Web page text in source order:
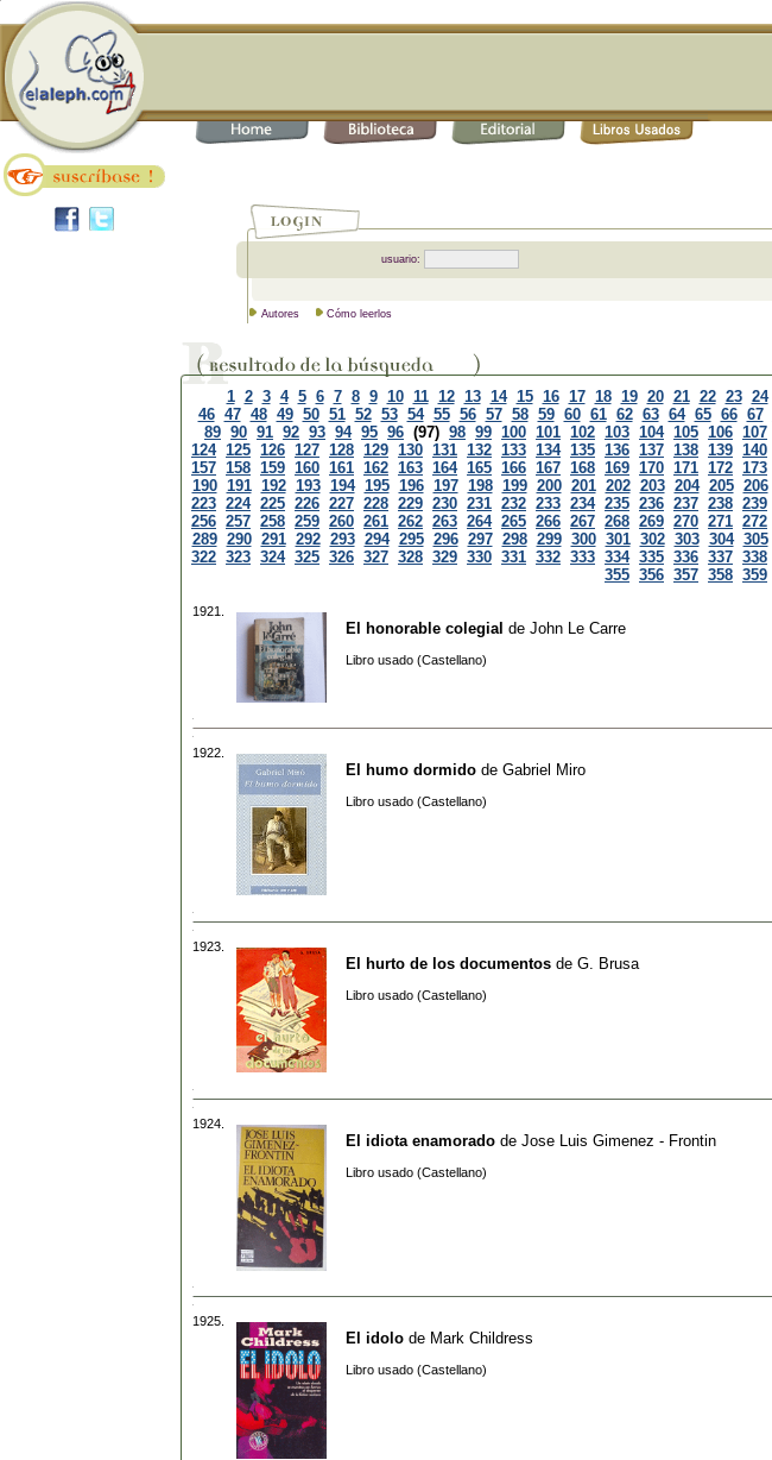
usuario:
Autores Cómo leerlos
1 2 3 4 5 6 7 8 9 10 11 12 13 14 15 16 17 18 19 20 21 22 23 24
46 47 48 49 50 51 52 53 54 55 56 57 58 59 60 61 62 63 64 65 66 67
89 90 91 92 93 94 95 96 (97) 98 99 100 101 102 103 104 105 106 107
124 125 126 127 128 129 130 131 132 133 134 135 136 137 138 139 140
157 158 159 160 161 162 163 164 165 166 167 168 169 170 171 172 173
190 191 192 193 194 195 196 197 198 199 200 201 202 203 204 205 206
223 224 225 226 227 228 229 230 231 232 233 234 235 236 237 238 239
256 257 258 259 260 261 262 263 264 265 266 267 268 269 270 271 272
289 290 291 292 293 294 295 296 297 298 299 300 301 302 303 304 305
322 323 324 325 326 327 328 329 330 331 332 333 334 335 336 337 338
355 356 357 358 359
1921.
El honorable colegial de John Le Carre
Libro usado (Castellano)
1922.
El humo dormido de Gabriel Miro
Libro usado (Castellano)
1923.
El hurto de los documentos de G. Brusa
Libro usado (Castellano)
1924.
El idiota enamorado de Jose Luis Gimenez - Frontin
Libro usado (Castellano)
1925.
El idolo de Mark Childress
Libro usado (Castellano)